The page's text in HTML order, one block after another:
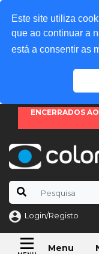
Este site utiliza
que ao continuar a
está a consentir as
ENCERRADOS
Login/Registo
Menu